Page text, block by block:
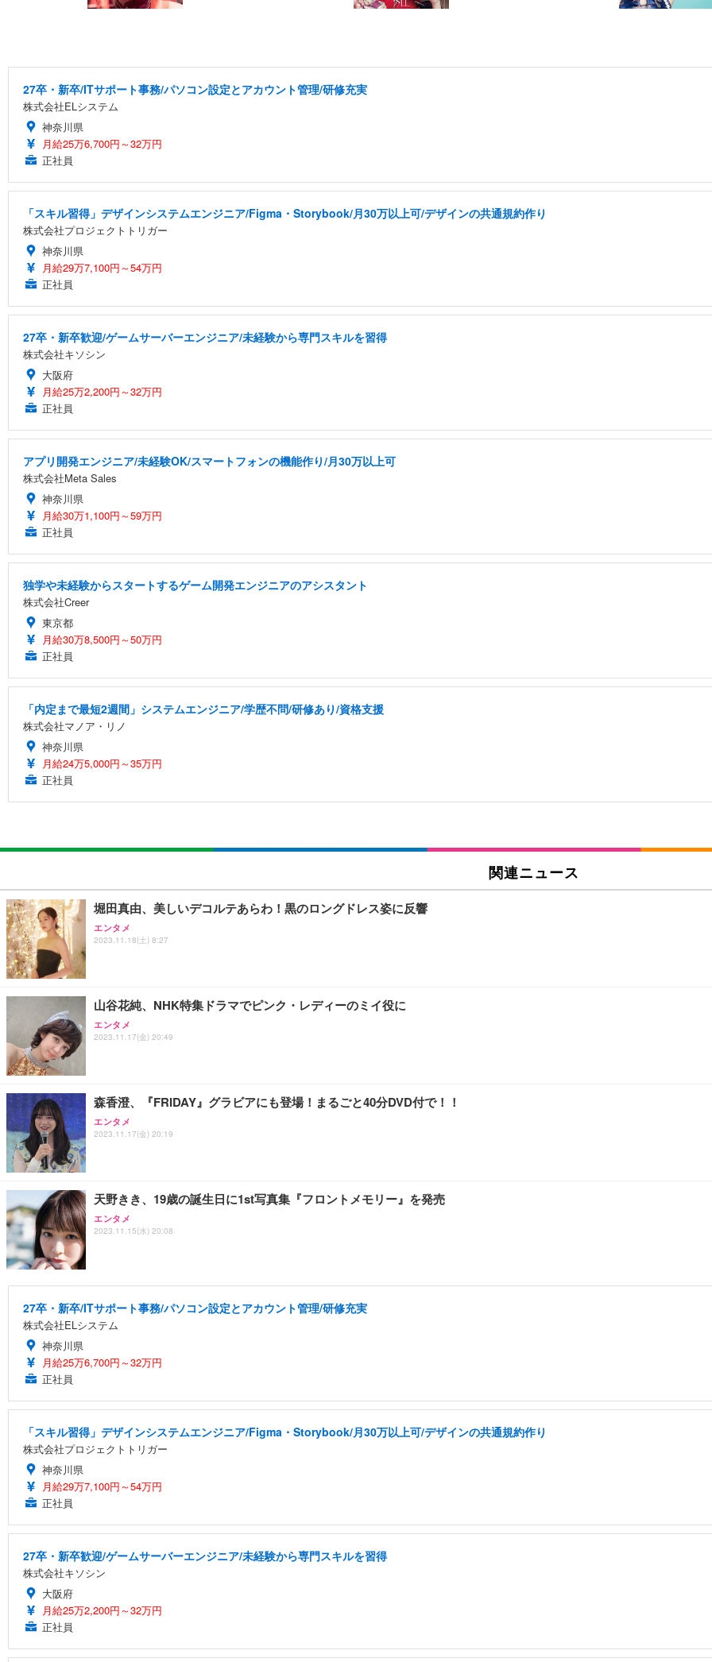
27卒・新卒/ITサポート事務/パソコン設定とアカウント管理/研修充実
株式会社ELシステム
神奈川県
月給25万6,700円～32万円
正社員
「スキル習得」デザインシステムエンジニア/Figma・Storybook/月30万以上可/デザインの共通規約作り
株式会社プロジェクトトリガー
神奈川県
月給29万7,100円～54万円
正社員
27卒・新卒歓迎/ゲームサーバーエンジニア/未経験から専門スキルを習得
株式会社キソシン
大阪府
月給25万2,200円～32万円
正社員
アプリ開発エンジニア/未経験OK/スマートフォンの機能作り/月30万以上可
株式会社Meta Sales
神奈川県
月給30万1,100円～59万円
正社員
独学や未経験からスタートするゲーム開発エンジニアのアシスタント
株式会社Creer
東京都
月給30万8,500円～50万円
正社員
「内定まで最短2週間」システムエンジニア/学歴不問/研修あり/資格支援
株式会社マノア・リノ
神奈川県
月給24万5,000円～35万円
正社員
関連ニュース
堀田真由、美しいデコルテあらわ！黒のロングドレス姿に反響
エンタメ
2023.11.18(土) 8:27
山谷花純、NHK特集ドラマでピンク・レディーのミイ役に
エンタメ
2023.11.17(金) 20:49
森香澄、『FRIDAY』グラビアにも登場！まるごと40分DVD付で！！
エンタメ
2023.11.17(金) 20:19
天野きき、19歳の誕生日に1st写真集『フロントメモリー』を発売
エンタメ
2023.11.15(水) 20:08
27卒・新卒/ITサポート事務/パソコン設定とアカウント管理/研修充実
株式会社ELシステム
神奈川県
月給25万6,700円～32万円
正社員
「スキル習得」デザインシステムエンジニア/Figma・Storybook/月30万以上可/デザインの共通規約作り
株式会社プロジェクトトリガー
神奈川県
月給29万7,100円～54万円
正社員
27卒・新卒歓迎/ゲームサーバーエンジニア/未経験から専門スキルを習得
株式会社キソシン
大阪府
月給25万2,200円～32万円
正社員